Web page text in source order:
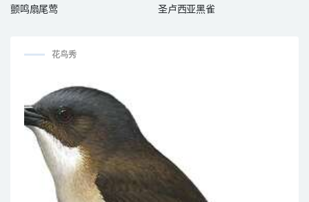
颤鸣扇尾莺 圣卢西亚黑雀
花鸟秀